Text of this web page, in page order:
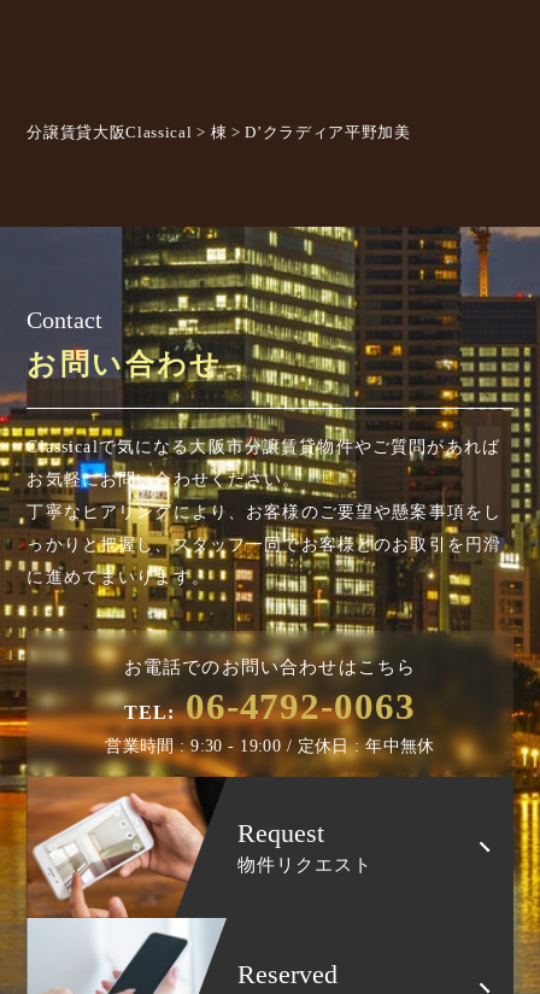
分譲賃貸大阪Classical > 棟 >D’クラディア平野加美
Contact
お問い合わせ
Classicalで気になる大阪市分譲賃貸物件やご質問があれば
お気軽にお問い合わせください。
丁寧なヒアリングにより、お客様のご要望や懸案事項を し
っかりと把握し、スタッフ一同でお客様とのお取引を円滑
に進めてまいります。
お電話でのお問い合わせはこちら
TEL: 06-4792-0063
営業時間 : 9:30 - 19:00 / 定休日 : 年中無休
Request
物件リクエスト
Reserved